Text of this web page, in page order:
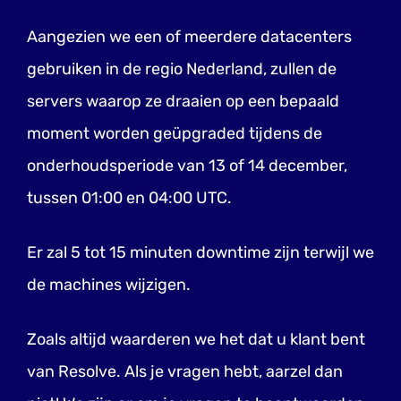
Aangezien we een of meerdere datacenters
gebruiken in de regio Nederland, zullen de
servers waarop ze draaien op een bepaald
moment worden geüpgraded tijdens de
onderhoudsperiode van 13 of 14 december,
tussen 01:00 en 04:00 UTC.
Er zal 5 tot 15 minuten downtime zijn terwijl we
de machines wijzigen.
Zoals altijd waarderen we het dat u klant bent
van Resolve. Als je vragen hebt, aarzel dan